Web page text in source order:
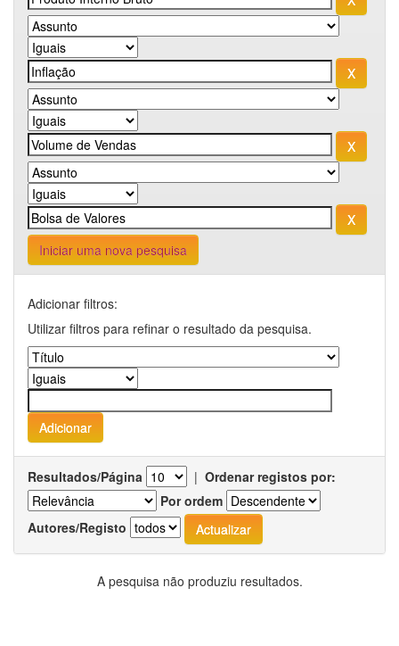
Iniciar uma nova pesquisa
Adicionar filtros:
Utilizar filtros para refinar o resultado da pesquisa.
Resultados/Página | Ordenar registos por:
Por ordem
Autores/Registo
A pesquisa não produziu resultados.